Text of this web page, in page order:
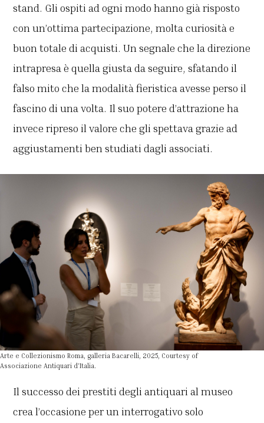
stand. Gli ospiti ad ogni modo hanno già risposto
con un’ottima partecipazione, molta curiosità e
buon totale di acquisti. Un segnale che la direzione
intrapresa è quella giusta da seguire, sfatando il
falso mito che la modalità fieristica avesse perso il
fascino di una volta. Il suo potere d’attrazione ha
invece ripreso il valore che gli spettava grazie ad
aggiustamenti ben studiati dagli associati.
Arte e Collezionismo Roma, galleria Bacarelli, 2025, Courtesy of
Associazione Antiquari d’Italia.
Il successo dei prestiti degli antiquari al museo
crea l’occasione per un interrogativo solo